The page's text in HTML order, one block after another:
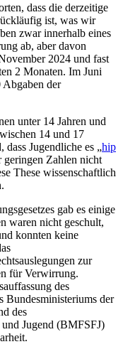
dass die derzeitige
ist, was wir
zwar innerhalb eines
ab, aber davon
2024 und fast
2 Monaten. Im Juni
der
unter 14 Jahren und
14 und 17
Jugendliche es „hip
geringen Zahlen nicht
These wissenschaftlich
gab es einige
waren nicht geschult,
konnten keine
zur
für Verwirrung.
des
Bundesministeriums der
des
Jugend (BMFSFJ)